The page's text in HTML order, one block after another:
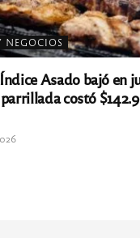
NEGOCIOS
Asado bajó en
costó